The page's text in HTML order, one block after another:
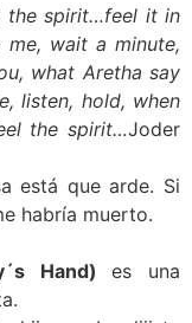
the spirit…feel it in
wait a minute,
what Aretha say
listen, hold, when
the spirit…Joder
está que arde. Si
habría muerto.
Hand)es una